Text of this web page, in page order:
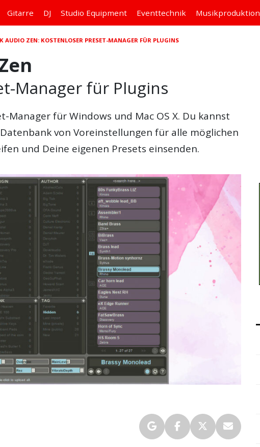
Gitarre DJ Studio Equipment Eventtechnik Musikproduktion
AUDIO ZEN: KOSTENLOSER PRESET-MANAGER FÜR PLUGINS
Manager für Plugins
ManagerfürWindows und Mac OS X. Du kannst
von Voreinstellungen für alle möglichen
und Deine eigenen Presets einsenden.